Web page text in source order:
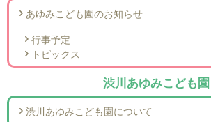
あゆみこども園のお知らせ
行事予定
トピックス
渋川あゆみこども園
渋川あゆみこども園について